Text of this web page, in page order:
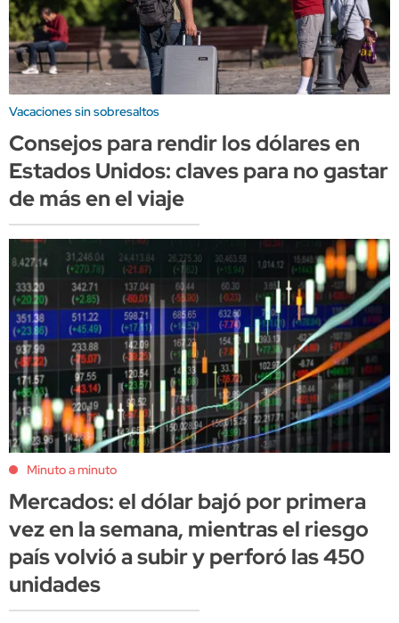
Vacaciones sin sobresaltos
Consejos para rendir los dólares en
Estados Unidos: claves para no gastar
de más en el viaje
Minuto a minuto
Mercados: el dólar bajó por primera
vez en la semana, mientras el riesgo
país volvió a subir y perforó las 450
unidades